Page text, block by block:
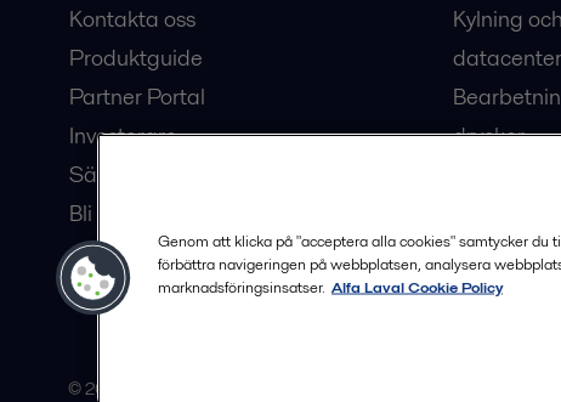
Kontakta oss
Produktguide
Partner Portal
Investerare
Säkerhetsdatablad
Bli en partner
Kylning
datacenter
drycker
© 2015-2026, ALFA LAVAL
Genom att klicka på "acceptera alla cookies" samtycker du
förbättra navigeringen på webbplatsen, analysera
marknadsföringsinsatser. Alfa Laval Cookie Policy